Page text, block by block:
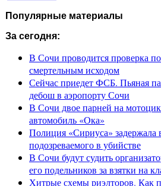
Популярные материалы
За сегодня:
В Сочи проводится проверка
смертельным исходом
Сейчас приедет ФСБ. Пьяная
дебош в аэропорту Сочи
В Сочи двое парней на
автомобиль «Ока»
Полиция «Сириуса»
подозреваемого в убийстве
В Сочи будут судить
его подельников за взятки на
Хитрые схемы риэлторов. Как